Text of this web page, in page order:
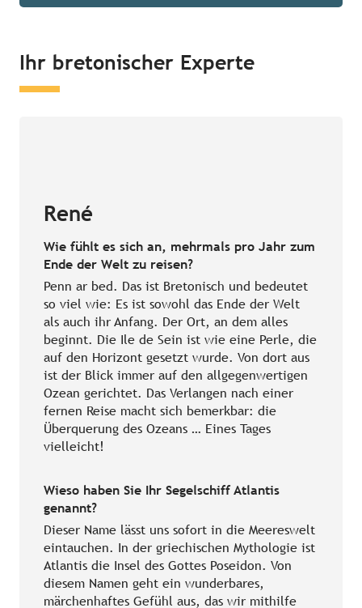
Ihr bretonischer Experte
René
Wie fühlt es sich an, mehrmals pro Jahr zum
Ende der Welt zu reisen?
Penn ar bed. Das ist Bretonisch und bedeutet
so viel wie: Es ist sowohl das Ende der Welt
als auch ihr Anfang. Der Ort, an dem alles
beginnt. Die Ile de Sein ist wie eine Perle, die
auf den Horizont gesetzt wurde. Von dort aus
ist der Blick immer auf den allgegenwertigen
Ozean gerichtet. Das Verlangen nach einer
fernen Reise macht sich bemerkbar: die
Überquerung des Ozeans … Eines Tages
vielleicht!
Wieso haben Sie Ihr Segelschiff Atlantis
genannt?
Dieser Name lässt uns sofort in die Meereswelt
eintauchen. In der griechischen Mythologie ist
Atlantis die Insel des Gottes Poseidon. Von
diesem Namen geht ein wunderbares,
märchenhaftes Gefühl aus, das wir mithilfe